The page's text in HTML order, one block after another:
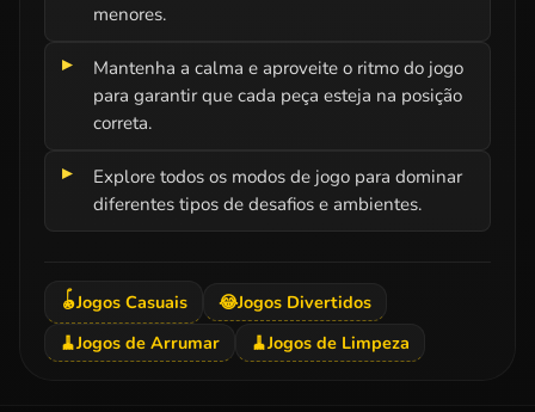
menores.
Mantenha a calma e aproveite o ritmo do jogo
para garantir que cada peça esteja na posição
correta.
Explore todos os modos de jogo para dominar
diferentes tipos de desafios e ambientes.
🪀Jogos Casuais 😂Jogos Divertidos
🧹Jogos de Arrumar 🧹Jogos de Limpeza